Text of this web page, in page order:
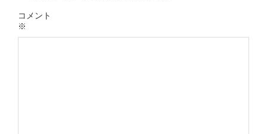
コメント
※